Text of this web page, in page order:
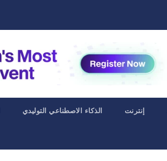
إنترنت الذكاء الاصطناعي التوليدي